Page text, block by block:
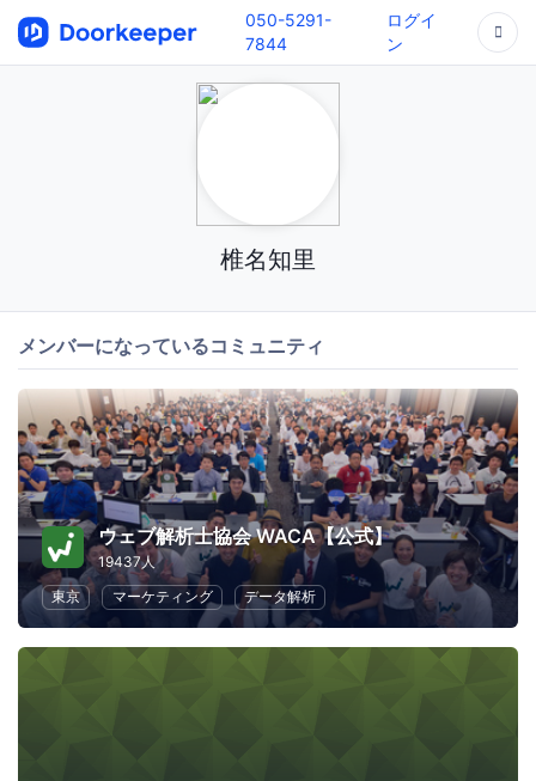
050-5291-
7844
ログイ
ン
椎名知里
メンバーになっているコミュニティ
ウェブ解析士協会 WACA【公式】
19437人
東京
マーケティング データ解析